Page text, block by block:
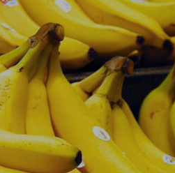
СЕТИ
GOOGLE
ИЛИ